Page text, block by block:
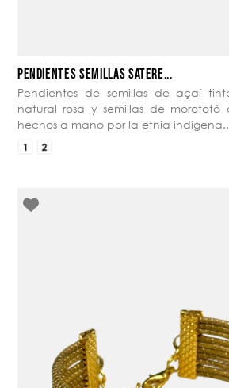
PENDIENTES SEMILLAS SATERÉ...
Pendientes de semillas de açaí
natural rosa y semillas de
hechos a mano por la etnia